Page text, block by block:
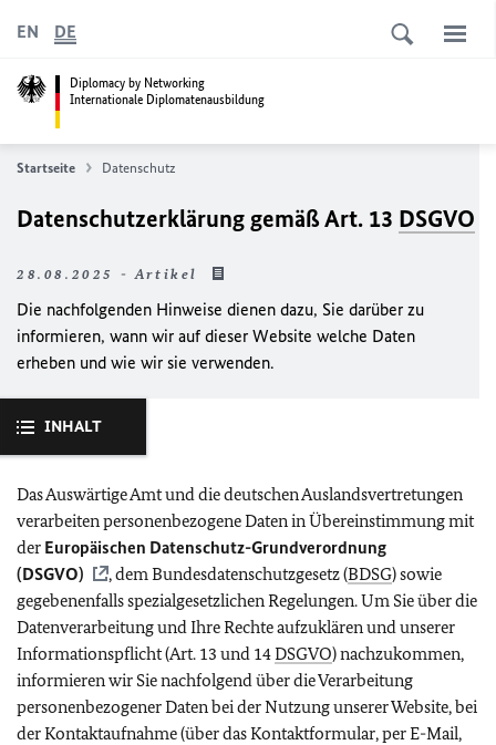
Diplomacy by Networking
Internationale Diplomatenausbildung
EN DE
Startseite Datenschutz
Datenschutzerklärung gemäß Art. 13 DSGVO
28.08.2025 - Artikel
Die nachfolgenden Hinweise dienen dazu, Sie darüber zu
informieren, wann wir auf dieser Website welche Daten
erheben und wie wir sie verwenden.
INHALT
Das Auswärtige Amt und die deutschen Auslandsvertretungen
verarbeiten personenbezogene Daten in Übereinstimmung mit
der Europäischen Datenschutz-Grundverordnung
(DSGVO) , dem Bundesdatenschutzgesetz (BDSG) sowie
gegebenenfalls spezialgesetzlichen Regelungen. Um Sie über die
Datenverarbeitung und Ihre Rechte aufzuklären und unserer
Informationspflicht (Art. 13 und 14DSGVO) nachzukommen,
informieren wir Sie nachfolgend über die Verarbeitung
personenbezogener Daten bei der Nutzung unserer Website, bei
der Kontaktaufnahme (über das Kontaktformular, per E-Mail,